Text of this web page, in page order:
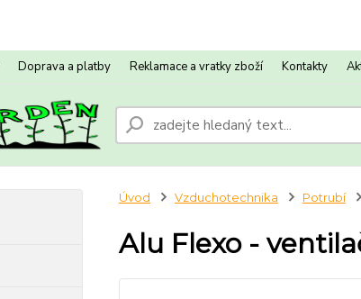
Doprava a platby Reklamace a vratky zboží Kontakty
Úvod Vzduchotechnika Potrubí
Alu Flexo -